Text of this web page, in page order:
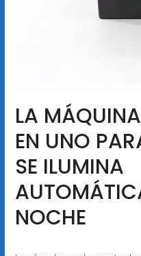
LA
EN UNO
SE ILUMINA
NOCHE